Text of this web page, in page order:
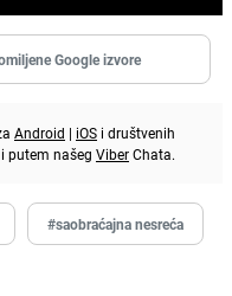
Google izvore
Android | iOS i društvenih
putem našeg ViberChata.
#saobraćajna nesreća